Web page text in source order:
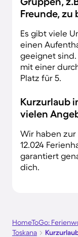
Freunde, zu
Es gibt viele
einen
geeignet
mit einer
Platz für 5.
Kurzurlaub
vielen
Wir haben zur
12.024
garantiert
dich.
HomeToGo:
Toskana